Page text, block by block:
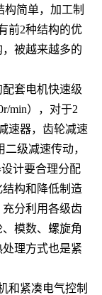
简单，加工制
前2种结构的优
被越来越多的
套电机快速级
min），对于2
速器，齿轮减速
二级减速传动，
计要合理分配
构和降低制造
分利用各级齿
模数、螺旋角
理方式也是紧
和紧凑电气控制